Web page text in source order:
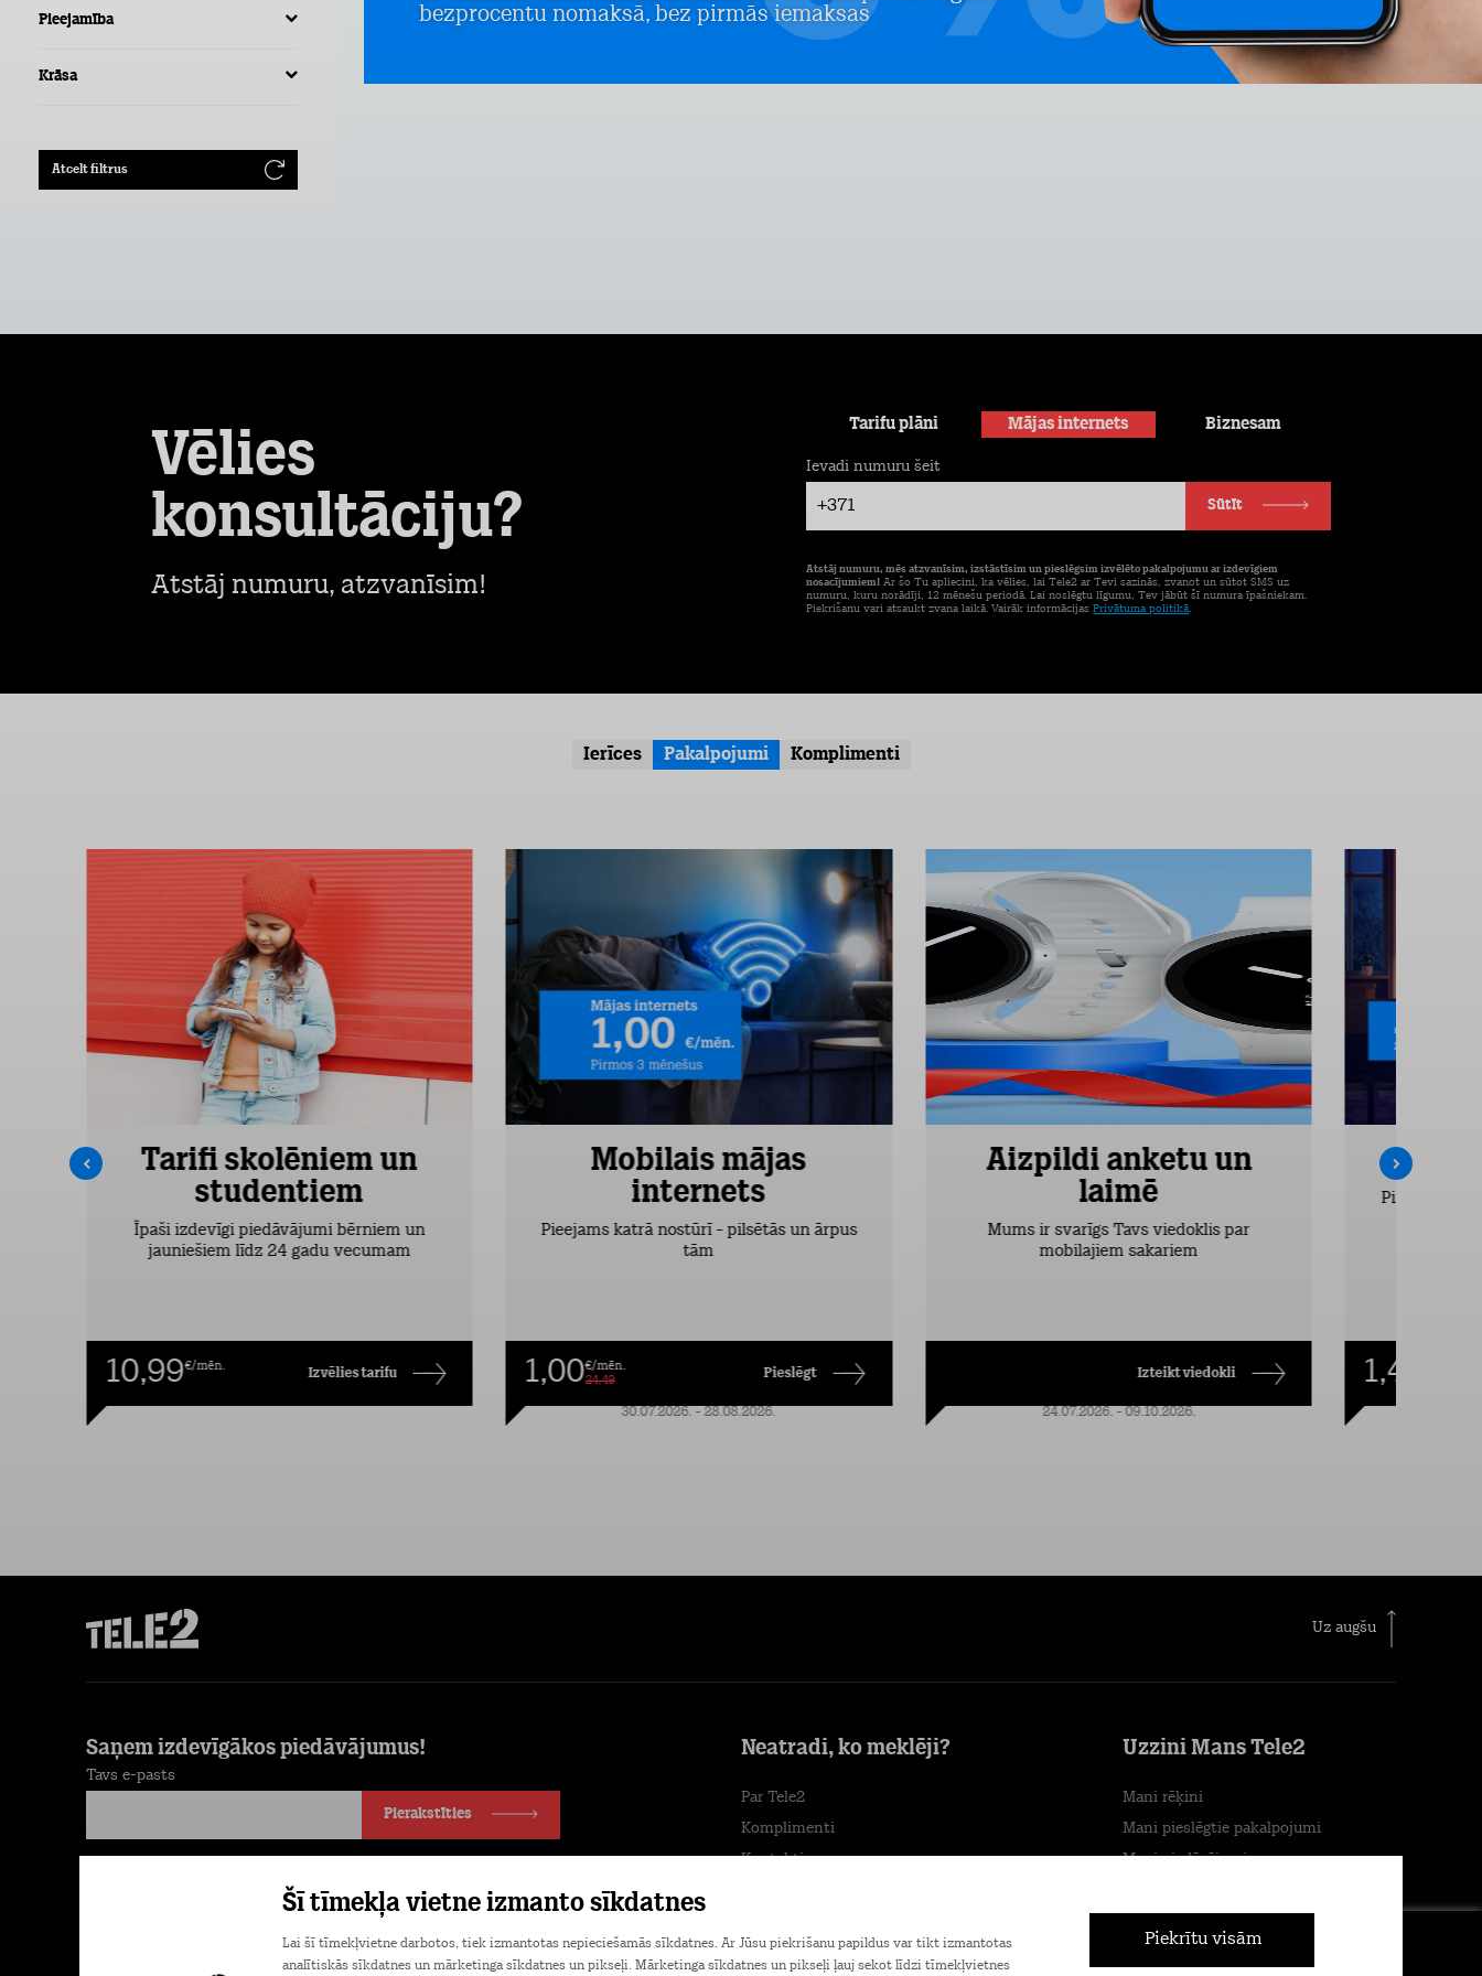
Šī tīmekļa vietne izmanto sīkdatnes
Lai šī tīmekļvietne darbotos, tiek izmantotas nepieciešamās sīkdatnes. Ar Jūsu piekrišanu papildus var tikt izmantotas
analītiskās sīkdatnes un mārketinga sīkdatnes un pikseļi. Mārketinga sīkdatnes un pikseļi ļauj sekot līdzi tīmekļvietnes
Piekrītu visām
Pieejamība
Krāsa
Atcelt filtrus
bezprocentu nomaksā, bez pirmās iemaksas
Vēlies
konsultāciju?
Atstāj numuru, atzvanīsim!
Tarifu plāni Mājas internets Biznesam
+371
Ievadi numuru šeit
Sūtīt
Atstāj numuru, mēs atzvanīsim, izstāstīsim un pieslēgsim izvēlēto pakalpojumu ar izdevīgiem
nosacījumiem! Ar šo Tu apliecini, ka vēlies, lai Tele2 ar Tevi sazinās, zvanot un sūtot SMS uz
numuru, kuru norādīji, 12 mēnešu periodā. Lai noslēgtu līgumu, Tev jābūt šī numura īpašniekam.
Piekrišanu vari atsaukt zvana laikā. Vairāk informācijasPrivātuma politikā.
Ierīces Pakalpojumi Komplimenti
Tarifi skolēniem un
studentiem
Īpaši izdevīgi piedāvājumi bērniem un
jauniešiem līdz 24 gadu vecumam
10,99€/mēn. Izvēlies tarifu
Mobilais mājas
internets
Pieejams katrā nostūrī - pilsētās un ārpus
tām
1,00€/mēn.
24,49
Pieslēgt
30.07.2026. - 28.08.2026.
Aizpildi anketu un
laimē
Mums ir svarīgs Tavs viedoklis par
mobilajiem sakariem
Izteikt viedokli
24.07.2026. - 09.10.2026.
Pirmos 2
1,49
Uz augšu
Saņem izdevīgākos piedāvājumus!
Tavs e-pasts
Pierakstīties
Privātuma politikā.
Lejupielādē Mans Tele2 lietotni savā telefonā!
Neatradi, ko meklēji?
Par Tele2
Komplimenti
Kontakti
Jaunumi
Uzzini Mans Tele2
Mani rēķini
Mani pieslēgtie pakalpojumi
Mani piedāvājumi
Pievienojies Tele2